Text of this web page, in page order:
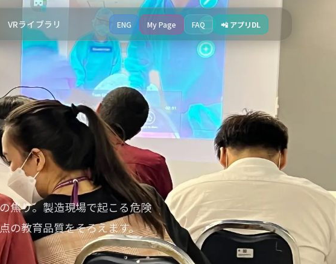
VRライブラリ ENG My Page FAQ 📲 アプリDL
焦り。製造現場で起こる危険
の教育品質をそろえます。